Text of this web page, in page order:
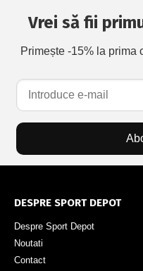
Vrei să fii
Primește -15% la prima
DESPRE SPORT DEPOT
Despre Sport Depot
Noutati
Contact